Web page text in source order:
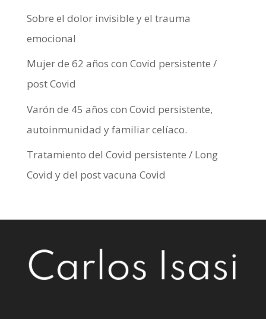
Sobre el dolor invisible y el trauma
emocional
Mujer de 62 años con Covid persistente /
post Covid
Varón de 45 años con Covid persistente,
autoinmunidad y familiar celíaco.
Tratamiento del Covid persistente / Long
Covid y del post vacuna Covid